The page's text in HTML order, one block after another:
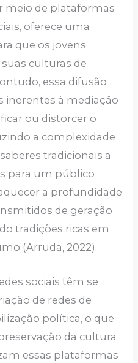
meio de plataformas
oferece uma
que os jovens
culturas de
essa difusão
inerentes à mediação
ou distorcer o
a complexidade
tradicionais a
para um público
a profundidade
de geração
tradições ricas em
(Arruda, 2022).
sociais têm se
de redes de
política, o que
da cultura
essas plataformas